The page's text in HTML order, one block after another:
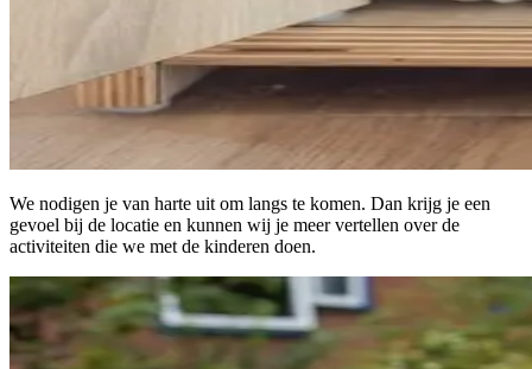
We nodigen je van harte uit om langs te komen. Dan krijg je een
gevoel bij de locatie en kunnen wij je meer vertellen over de
activiteiten die we met de kinderen doen.